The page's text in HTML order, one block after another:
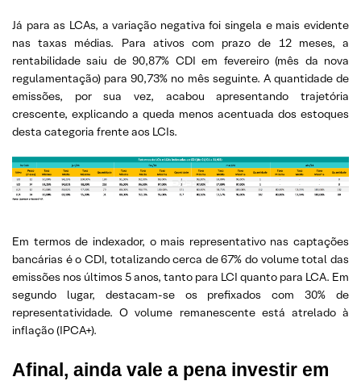
Já para as LCAs, a variação negativa foi singela e mais evidente
nas taxas médias. Para ativos com prazo de 12 meses, a
rentabilidade saiu de 90,87% CDI em fevereiro (mês da nova
regulamentação) para 90,73% no mês seguinte. A quantidade de
emissões, por sua vez, acabou apresentando trajetória
crescente, explicando a queda menos acentuada dos estoques
desta categoria frente aos LCIs.
Em termos de indexador, o mais representativo nas captações
bancárias é o CDI, totalizando cerca de 67% do volume total das
emissões nos últimos 5 anos, tanto para LCI quanto para LCA. Em
segundo lugar, destacam-se os prefixados com 30% de
representatividade. O volume remanescente está atrelado à
inflação (IPCA+).
Afinal, ainda vale a pena investir em